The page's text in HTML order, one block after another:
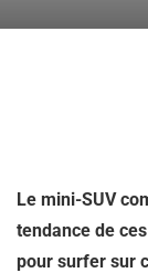
Le mini-SUV
tendance de
pour surfer sur